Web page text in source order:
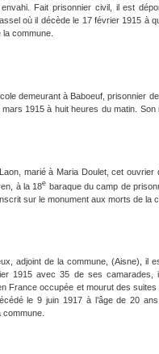
Fait prisonnier civil, il est
où il décède le 17 février 1915 à
commune.
demeurant à Baboeuf, prisonnier
1915 à huit heures du matin.
marié à Maria Doulet, cet
à la 18e baraque du camp de
sur le monument aux morts de la
adjoint de la commune, (Aisne), il
1915 avec 35 de ses
France occupée et mourut des
le 9 juin 1917 à l’âge de 20
commune.